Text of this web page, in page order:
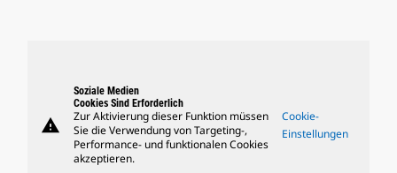
warning
Soziale Medien
Cookies Sind Erforderlich
Zur Aktivierung dieser Funktion müssen
Sie die Verwendung von Targeting-,
Performance- und funktionalen Cookies
akzeptieren.
Cookie-
Einstellungen